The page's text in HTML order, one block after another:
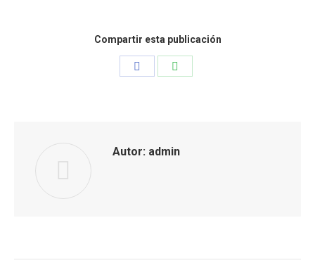
Compartir esta publicación
Autor: admin